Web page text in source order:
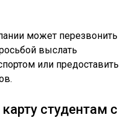
может перезвонить
выслать
или предоставить
студентам с